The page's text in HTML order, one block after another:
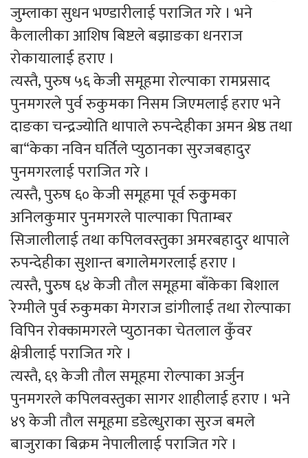
जुम्लाका सुधन भण्डारीलाई पराजित गरे । भने
कैलालीका आशिष बिष्टले बझाङका धनराज
रोकायालाई हराए ।
त्यस्तै, पुरुष ५६ केजी समूहमा रोल्पाका रामप्रसाद
पुनमगरले पुर्व रुकुमका निसम जिएमलाई हराए भने
दाङका चन्द्रज्योति थापाले रुपन्देहीका अमन श्रेष्ठ तथा
बा“केका नविन घर्तिले प्युठानका सुरजबहादुर
पुनमगरलाई पराजित गरे ।
त्यस्तै, पुरुष ६० केजी समूहमा पूर्व रुकु्मका
अनिलकुमार पुनमगरले पाल्पाका पिताम्बर
सिजालीलाई तथा कपिलवस्तुका अमरबहादुर थापाले
रुपन्देहीका सुशान्त बगालेमगरलाई हराए ।
त्यस्तै, पु्रुष ६४ केजी तौल समूहमा बाँकेका बिशाल
रेग्मीले पुर्व रुकुमका मेगराज डांगीलाई तथा रोल्पाका
विपिन रोक्कामगरले प्युठानका चेतलाल कुँवर
क्षेत्रीलाई पराजित गरे ।
त्यस्तै, ६९ केजी तौल समूहमा रोल्पाका अर्जुन
पुनमगरले कपिलवस्तुका सागर शाहीलाई हराए । भने
४९ केजी तौल समूहमा डडेल्धुराका सुरज बमले
बाजुराका बिक्रम नेपालीलाई पराजित गरे ।